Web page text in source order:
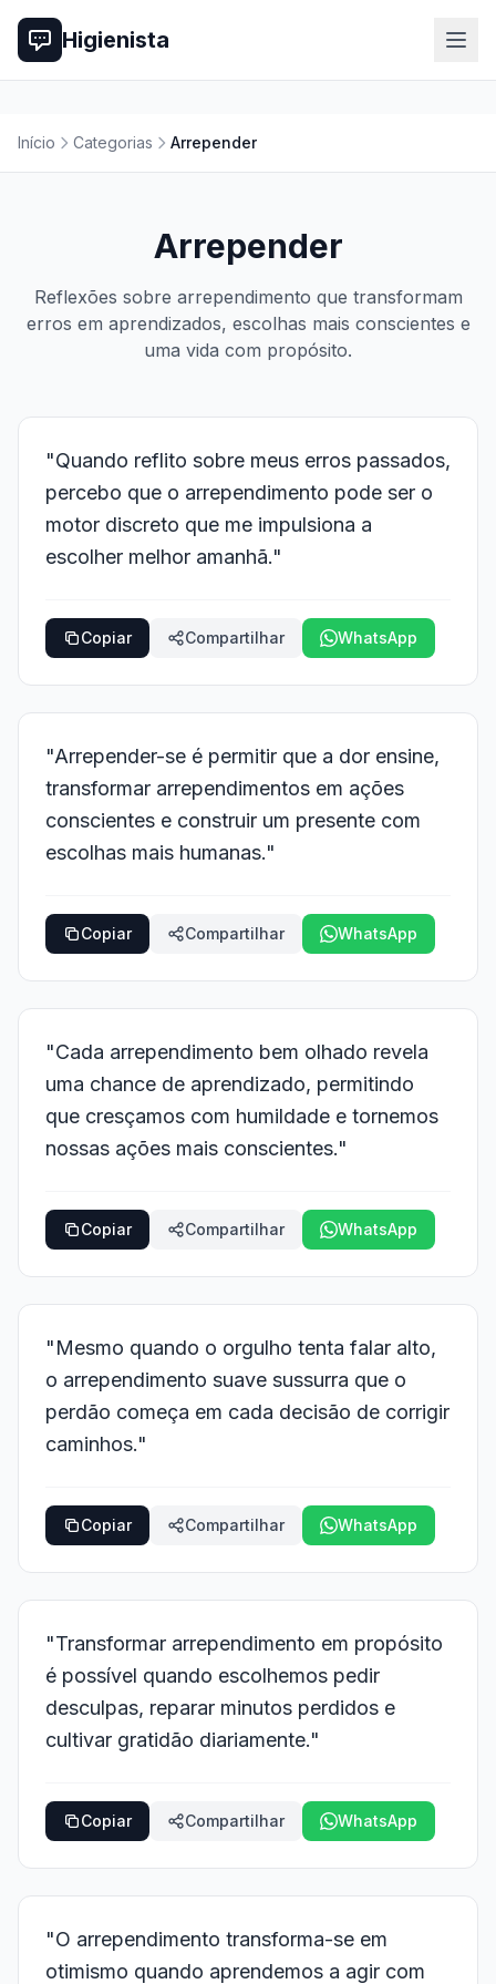
Higienista
Início Categorias Arrepender
Arrepender
Reflexões sobre arrependimento que transformam
erros em aprendizados, escolhas mais conscientes e
uma vida com propósito.
"Quando reflito sobre meus erros passados,
percebo que o arrependimento pode ser o
motor discreto que me impulsiona a
escolher melhor amanhã."
Copiar Compartilhar WhatsApp
"Arrepender-se é permitir que a dor ensine,
transformar arrependimentos em ações
conscientes e construir um presente com
escolhas mais humanas."
Copiar Compartilhar WhatsApp
"Cada arrependimento bem olhado revela
uma chance de aprendizado, permitindo
que cresçamos com humildade e tornemos
nossas ações mais conscientes."
Copiar Compartilhar WhatsApp
"Mesmo quando o orgulho tenta falar alto,
o arrependimento suave sussurra que o
perdão começa em cada decisão de corrigir
caminhos."
Copiar Compartilhar WhatsApp
"Transformar arrependimento em propósito
é possível quando escolhemos pedir
desculpas, reparar minutos perdidos e
cultivar gratidão diariamente."
Copiar Compartilhar WhatsApp
"O arrependimento transforma-se em
otimismo quando aprendemos a agir com